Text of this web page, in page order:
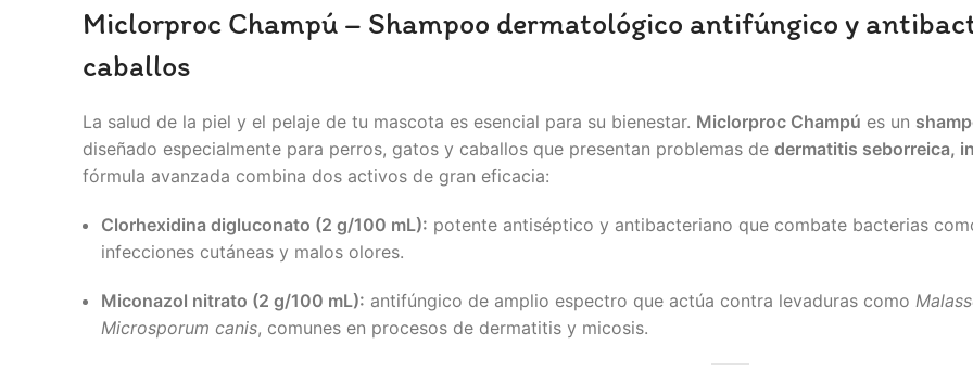
Miclorproc Champú – Shampoo dermatológico antifúngico y
caballos
La salud de la piel y el pelaje de tu mascota es esencial para su bienestar. Miclorproc Champú es un
diseñado especialmente para perros, gatos y caballos que presentan problemas de dermatitis seborreica,
fórmula avanzada combina dos activos de gran eficacia:
Clorhexidina digluconato (2 g/100 mL): potente antiséptico y antibacteriano que combate bacterias
infecciones cutáneas y malos olores.
Miconazol nitrato (2 g/100 mL): antifúngico de amplio espectro que actúa contra levaduras como
Microsporum canis, comunes en procesos de dermatitis y micosis.